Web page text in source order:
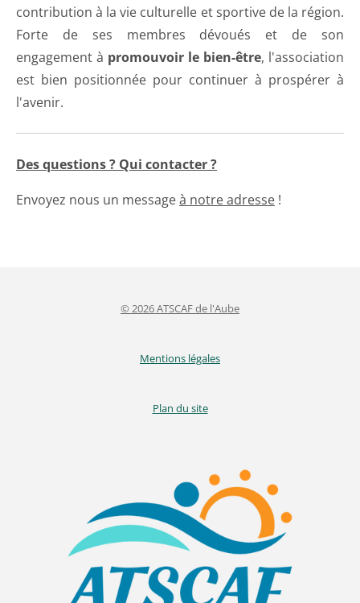
contribution à la vie culturelle et sportive de la région.
Forte de ses membres dévoués et de son
engagement à promouvoir le bien-être, l'association
est bien positionnée pour continuer à prospérer à
l'avenir.
Des questions ? Qui contacter ?
Envoyez nous un messageà notre adresse !
© 2026 ATSCAF de l'Aube
Mentions légales
Plan du site